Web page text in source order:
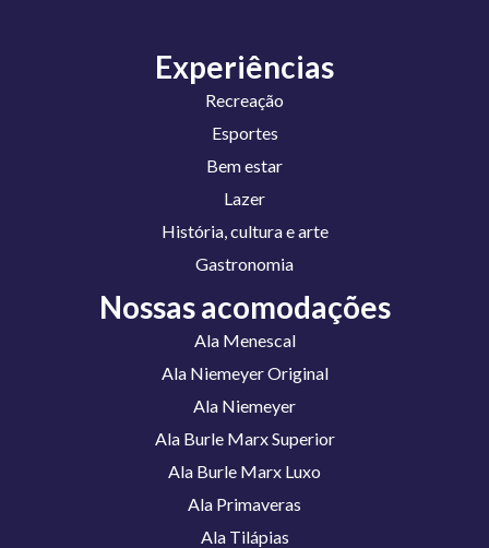
Experiências
Recreação
Esportes
Bem estar
Lazer
História, cultura e arte
Gastronomia
Nossas acomodações
Ala Menescal
Ala Niemeyer Original
Ala Niemeyer
Ala Burle Marx Superior
Ala Burle Marx Luxo
Ala Primaveras
Ala Tilápias